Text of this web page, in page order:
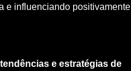
e influenciando positivamente
e estratégias de